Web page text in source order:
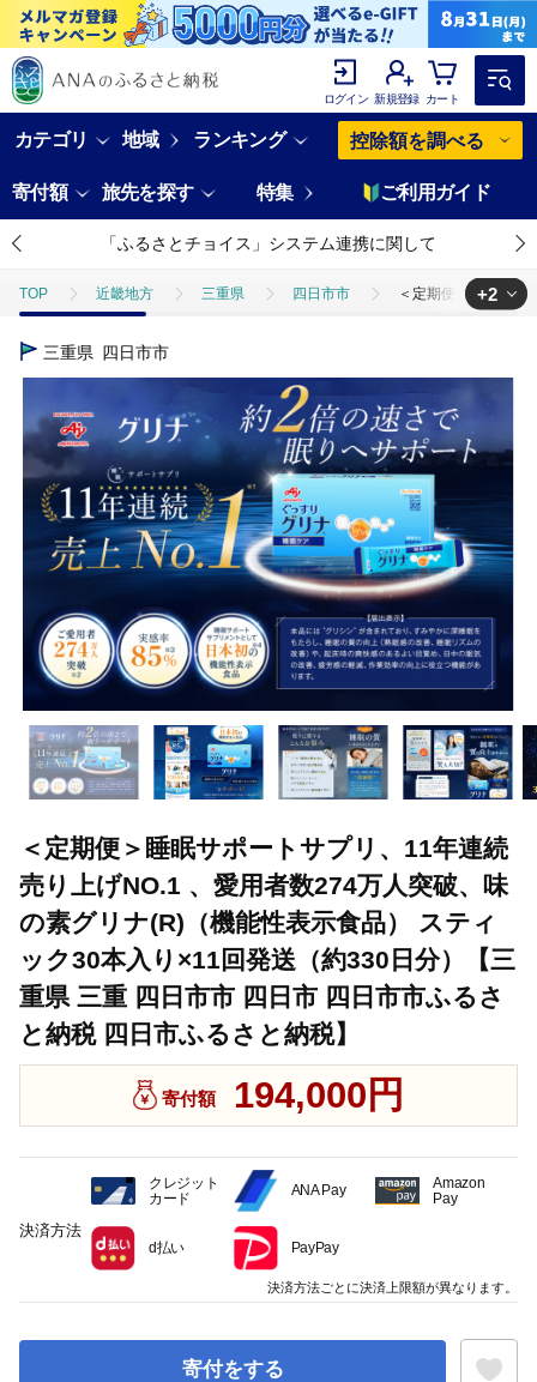
ログイン 新規登録 カート
カテゴリ 地域 ランキング 控除額を調べる
寄付額 旅先を探す 特集 ご利用ガイド
「ふるさとチョイス」システム連携に関して
TOP 近畿地方 三重県 四日市市 ＜定期便＞睡眠サポ
TOP
ほかの雑貨・日用品
+2
三重県 四日市市
＜定期便＞睡眠サポートサプリ、11年連続
売り上げNO.1 、愛用者数274万人突破、味
の素グリナ(R)（機能性表示食品） スティ
ック30本入り×11回発送（約330日分）【三
重県 三重 四日市市 四日市 四日市市ふるさ
と納税 四日市ふるさと納税】
寄付額 194,000円
寄付をする
決済方法
クレジット
カード
ANA Pay
Amazon
Pay
d払い PayPay
決済方法ごとに決済上限額が異なります。